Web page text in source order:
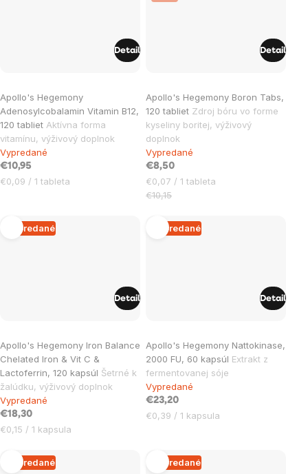
Apollo's Hegemony
Adenosylcobalamin Vitamin B12,
120 tabliet Aktívna forma
vitamínu, výživový doplnok
Vypredané
€10,95
Jednotková
€0,09 / 1 tableta
Detail
Apollo's Hegemony Boron Tabs,
120 tabliet Zdroj bóru vo forme
kyseliny boritej, výživový
doplnok
Vypredané
€8,50
Jednotková
cena:
€0,07 / 1 tableta
€10,15
Detail
Vypredané
Apollo's Hegemony Iron Balance
Chelated Iron & Vit C &
Lactoferrin, 120 kapsúl Šetrné k
žalúdku, výživový doplnok
Vypredané
€18,30
Jednotková
€0,15 / 1 kapsula
Detail
Vypredané
Apollo's Hegemony Nattokinase,
2000 FU, 60 kapsúl Extrakt z
fermentovanej sóje
Vypredané
€23,20
Jednotková
€0,39 / 1 kapsula
Detail
Vypredané Vypredané